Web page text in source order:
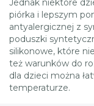
Jednak niektóre
piórka i lepszym
antyalergicznej z
poduszki
silikonowe, które
też warunków do
dla dzieci można
temperaturze.